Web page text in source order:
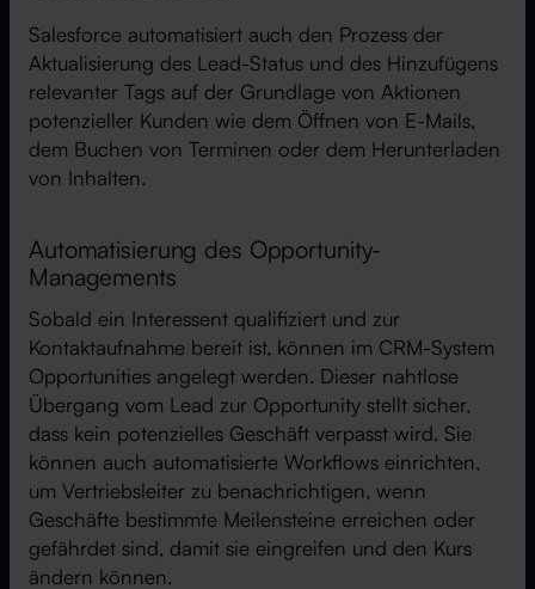
Salesforce automatisiert auch den Prozess der
Aktualisierung des Lead-Status und des Hinzufügens
relevanter Tags auf der Grundlage von Aktionen
potenzieller Kunden wie dem Öffnen von E-Mails,
dem Buchen von Terminen oder dem Herunterladen
von Inhalten.
Automatisierung des Opportunity-
Managements
Sobald ein Interessent qualifiziert und zur
Kontaktaufnahme bereit ist, können im CRM-System
Opportunities angelegt werden. Dieser nahtlose
Übergang vom Lead zur Opportunity stellt sicher,
dass kein potenzielles Geschäft verpasst wird. Sie
können auch automatisierte Workflows einrichten,
um Vertriebsleiter zu benachrichtigen, wenn
Geschäfte bestimmte Meilensteine erreichen oder
gefährdet sind, damit sie eingreifen und den Kurs
ändern können.